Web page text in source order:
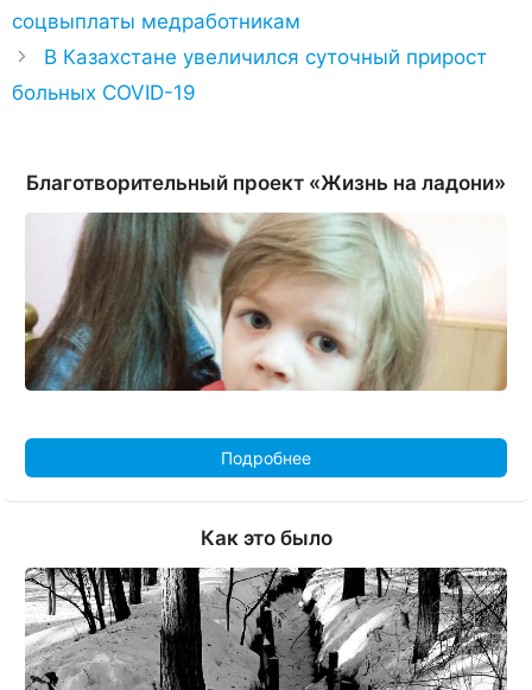
соцвыплаты медработникам
В Казахстане увеличился суточный прирост
больных COVID-19
Благотворительный проект «Жизнь на ладони»
Подробнее
Как это было